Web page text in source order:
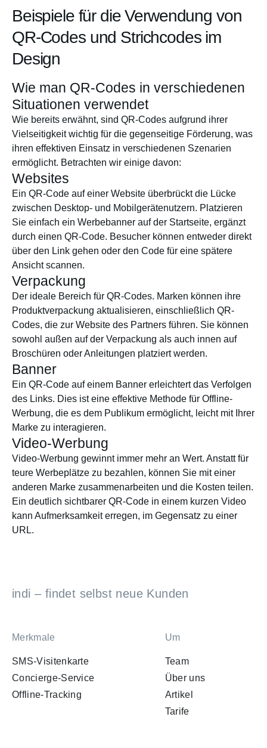
Beispiele für die Verwendung von
QR-Codes und Strichcodes im
Design
Wie man QR-Codes in verschiedenen
Situationen verwendet
Wie bereits erwähnt, sind QR-Codes aufgrund ihrer
Vielseitigkeit wichtig für die gegenseitige Förderung, was
ihren effektiven Einsatz in verschiedenen Szenarien
ermöglicht. Betrachten wir einige davon:
Websites
Ein QR-Code auf einer Website überbrückt die Lücke
zwischen Desktop- und Mobilgerätenutzern. Platzieren
Sie einfach ein Werbebanner auf der Startseite, ergänzt
durch einen QR-Code. Besucher können entweder direkt
über den Link gehen oder den Code für eine spätere
Ansicht scannen.
Verpackung
Der ideale Bereich für QR-Codes. Marken können ihre
Produktverpackung aktualisieren, einschließlich QR-
Codes, die zur Website des Partners führen. Sie können
sowohl außen auf der Verpackung als auch innen auf
Broschüren oder Anleitungen platziert werden.
Banner
Ein QR-Code auf einem Banner erleichtert das Verfolgen
des Links. Dies ist eine effektive Methode für Offline-
Werbung, die es dem Publikum ermöglicht, leicht mit Ihrer
Marke zu interagieren.
Video-Werbung
Video-Werbung gewinnt immer mehr an Wert. Anstatt für
teure Werbeplätze zu bezahlen, können Sie mit einer
anderen Marke zusammenarbeiten und die Kosten teilen.
Ein deutlich sichtbarer QR-Code in einem kurzen Video
kann Aufmerksamkeit erregen, im Gegensatz zu einer
URL.
indi – findet selbst neue Kunden
Merkmale
SMS-Visitenkarte
Concierge-Service
Offline-Tracking
Um
Team
Über uns
Artikel
Tarife